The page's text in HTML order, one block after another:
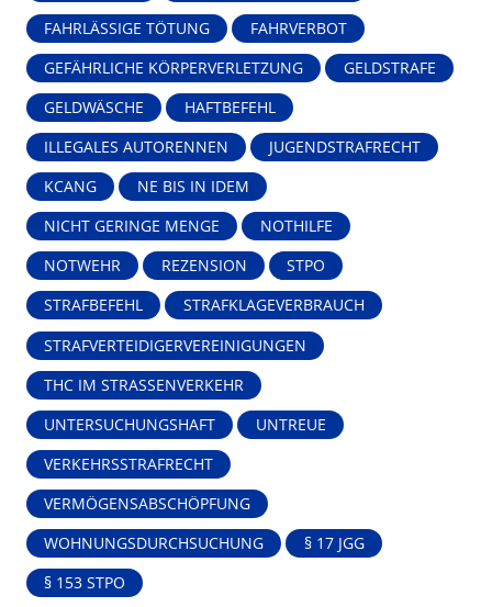
FAHRLÄSSIGE TÖTUNG FAHRVERBOT
GEFÄHRLICHE KÖRPERVERLETZUNG GELDSTRAFE
GELDWÄSCHE HAFTBEFEHL
ILLEGALES AUTORENNEN JUGENDSTRAFRECHT
KCANG NE BIS IN IDEM
NICHT GERINGE MENGE NOTHILFE
NOTWEHR REZENSION STPO
STRAFBEFEHL STRAFKLAGEVERBRAUCH
STRAFVERTEIDIGERVEREINIGUNGEN
THC IM STRASSENVERKEHR
UNTERSUCHUNGSHAFT UNTREUE
VERKEHRSSTRAFRECHT
VERMÖGENSABSCHÖPFUNG
WOHNUNGSDURCHSUCHUNG § 17 JGG
§ 153 STPO